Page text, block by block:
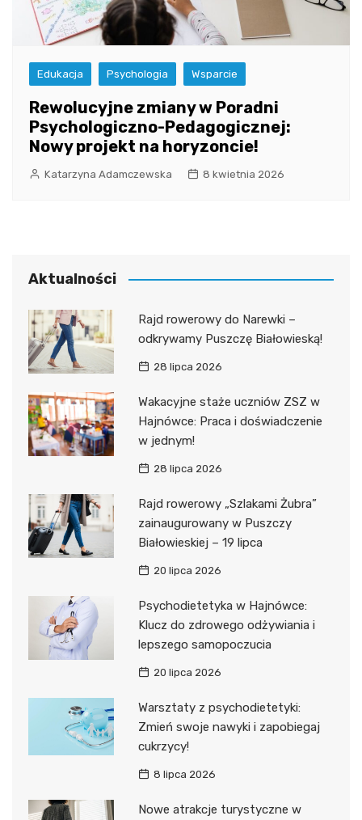
Edukacja Psychologia Wsparcie
Rewolucyjne zmiany w Poradni
Psychologiczno-Pedagogicznej:
Nowy projekt na horyzoncie!
Katarzyna Adamczewska 8 kwietnia 2026
Aktualności
Rajd rowerowy do Narewki –
odkrywamy Puszczę Białowieską!
28 lipca 2026
Wakacyjne staże uczniów ZSZ w
Hajnówce: Praca i doświadczenie
w jednym!
28 lipca 2026
Rajd rowerowy „Szlakami Żubra”
zainaugurowany w Puszczy
Białowieskiej – 19 lipca
20 lipca 2026
Psychodietetyka w Hajnówce:
Klucz do zdrowego odżywiania i
lepszego samopoczucia
20 lipca 2026
Warsztaty z psychodietetyki:
Zmień swoje nawyki i zapobiegaj
cukrzycy!
8 lipca 2026
Nowe atrakcje turystyczne w